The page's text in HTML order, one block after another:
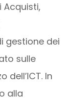
Acquisti,
gestione dei
sulle
dell’ICT. In
alla